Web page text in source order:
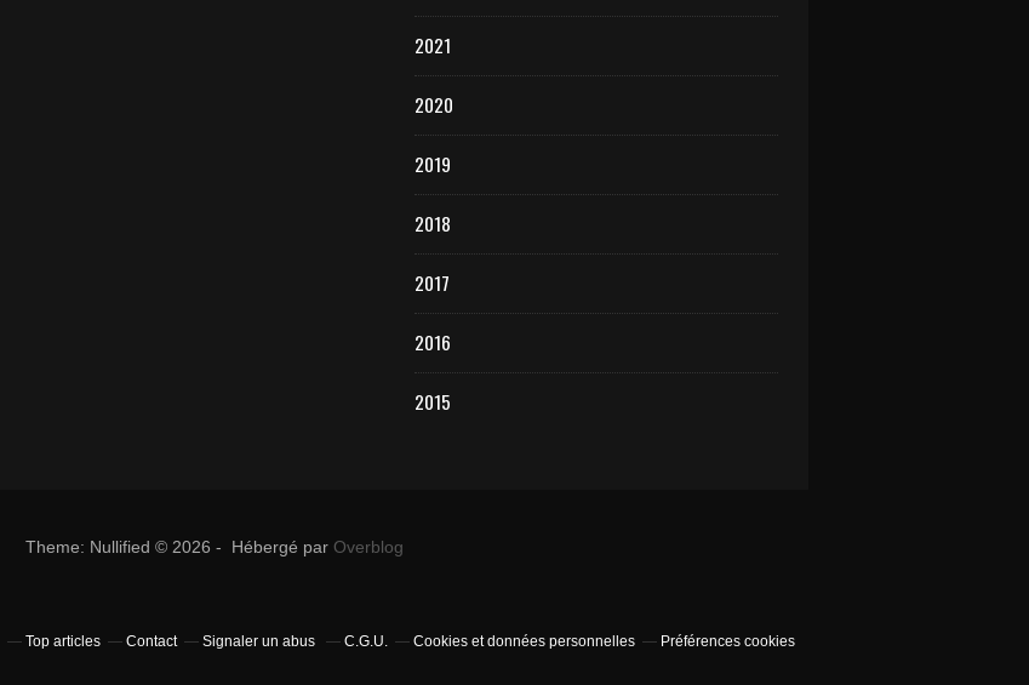
2021
2020
2019
2018
2017
2016
2015
Theme: Nullified © 2026 - Hébergé par Overblog
Top articles Contact Signaler un abus C.G.U. Cookies et données personnelles Préférences cookies